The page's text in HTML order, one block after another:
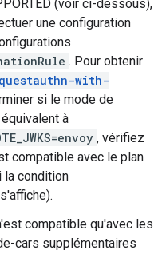
(voir ci-dessous),
une configuration
. Pour obtenir
with-
si le mode de
à
, vérifiez
compatible avec le plan
condition
compatible qu'avec les
cars supplémentaires